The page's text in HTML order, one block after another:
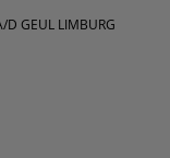
GEUL LIMBURG